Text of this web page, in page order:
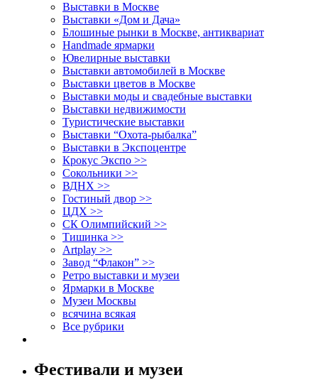
Выставки в Москве
Выставки «Дом и Дача»
Блошиные рынки в Москве, антиквариат
Handmade ярмарки
Ювелирные выставки
Выставки автомобилей в Москве
Выставки цветов в Москве
Выставки моды и свадебные выставки
Выставки недвижимости
Туристические выставки
Выставки “Охота-рыбалка”
Выставки в Экспоцентре
Крокус Экспо >>
Сокольники >>
ВДНХ >>
Гостиный двор >>
ЦДХ >>
СК Олимпийский >>
Тишинка >>
Artplay >>
Завод “Флакон” >>
Ретро выставки и музеи
Ярмарки в Москве
Музеи Москвы
всячина всякая
Все рубрики
Фестивали и музеи